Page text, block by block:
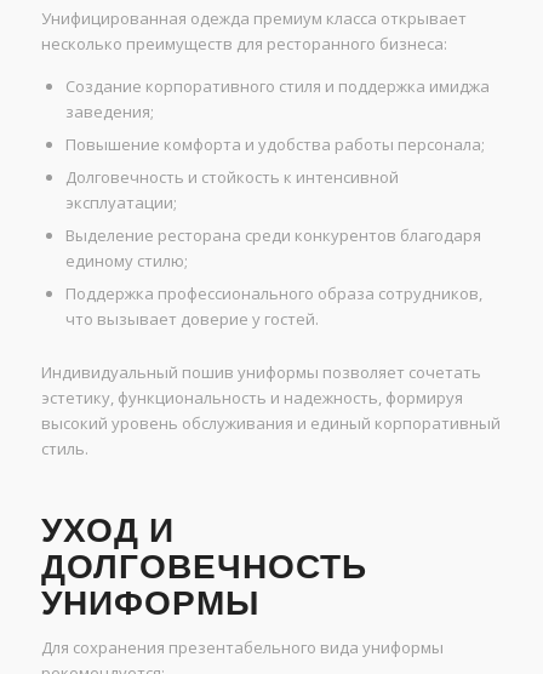
Унифицированная одежда премиум класса открывает
несколько преимуществ для ресторанного бизнеса:
Создание корпоративного стиля и поддержка имиджа
заведения;
Повышение комфорта и удобства работы персонала;
Долговечность и стойкость к интенсивной
эксплуатации;
Выделение ресторана среди конкурентов благодаря
единому стилю;
Поддержка профессионального образа сотрудников,
что вызывает доверие у гостей.
Индивидуальный пошив униформы позволяет сочетать
эстетику, функциональность и надежность, формируя
высокий уровень обслуживания и единый корпоративный
стиль.
УХОД И
ДОЛГОВЕЧНОСТЬ
УНИФОРМЫ
Для сохранения презентабельного вида униформы